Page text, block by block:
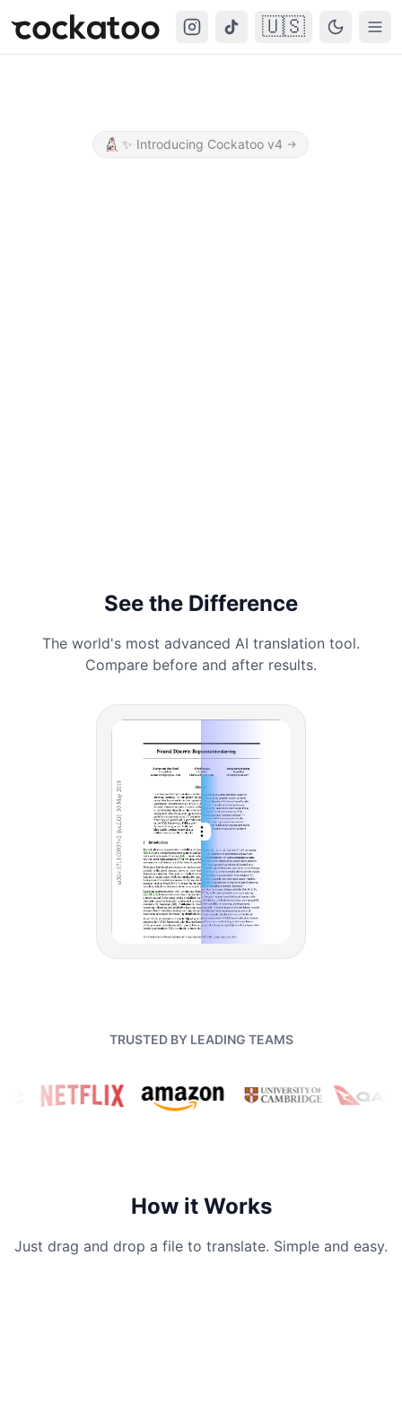
Cockatoo 🇺🇸
✨ Introducing Cockatoo v4
See the Difference
The world's most advanced AI translation tool.
Compare before and after results.
TRUSTED BY LEADING TEAMS
How it Works
Just drag and drop a file to translate. Simple and easy.